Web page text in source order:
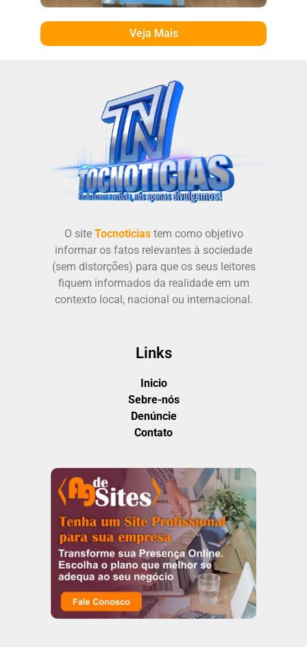
Veja Mais
O site Tocnoticiastem como objetivo
informar os fatos relevantes à sociedade
(sem distorções) para que os seus leitores
fiquem informados da realidade em um
contexto local, nacional ou internacional.
Links
Inicio
Sebre-nós
Denúncie
Contato